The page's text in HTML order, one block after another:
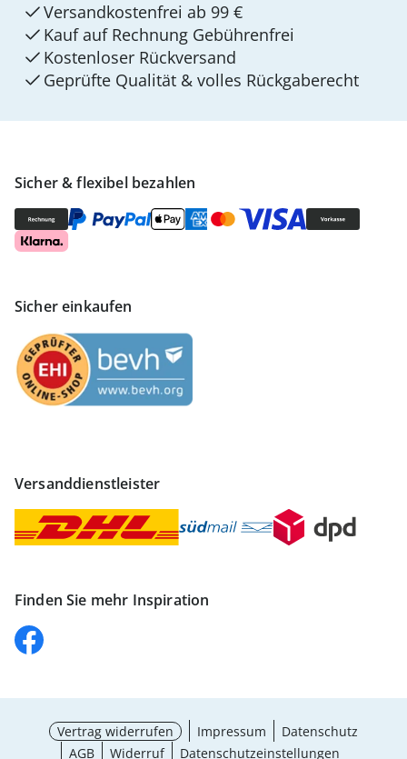
Sicher & flexibel bezahlen
Sicher einkaufen
Versanddienstleister
Finden Sie mehr Inspiration
Versandkostenfrei ab 99 €
Kauf auf Rechnung Gebührenfrei
Kostenloser Rückversand
Geprüfte Qualität & volles Rückgaberecht
Vertrag widerrufen Impressum
Datenschutz
AGB
Widerruf Datenschutzeinstellungen